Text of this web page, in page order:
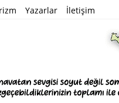
Yazarlar İletişim